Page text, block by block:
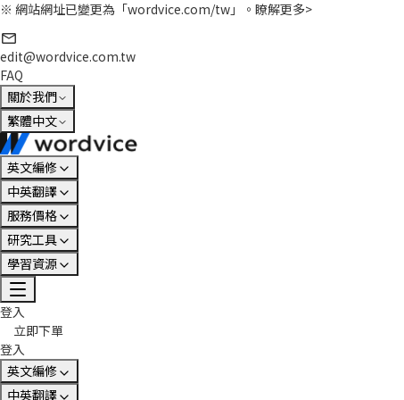
※ 網站網址已變更為「wordvice.com/tw」。 瞭解更多>
edit@wordvice.com.tw
FAQ
關於我們
繁體中文
英文編修
中英翻譯
服務價格
研究工具
學習資源
登入
立即下單
登入
英文編修
中英翻譯